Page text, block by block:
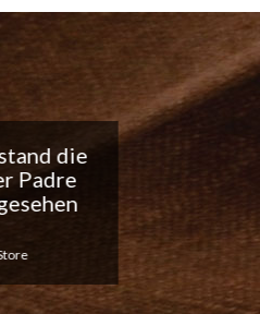
liebe die
so!